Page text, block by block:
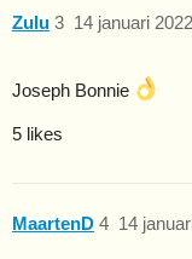
Zulu 14 januari
3
Joseph Bonnie
5 likes
MaartenD 14
4